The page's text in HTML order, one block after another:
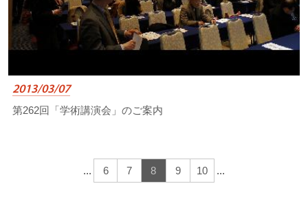
2013/03/07
第262回「学術講演会」のご案内
... 6 7 8 9 10 ...